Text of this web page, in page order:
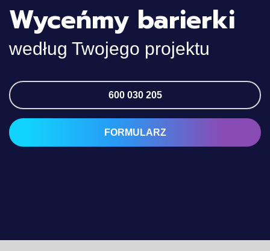
Wyceńmy barierki
według Twojego projektu
600 030 205
FORMULARZ